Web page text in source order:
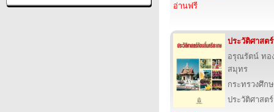
อ่านฟรี
ประวัติศาสต
อรุณรัตน์ ทอ
สมุทร
กระทรวงศึก
ประวัติศาสต